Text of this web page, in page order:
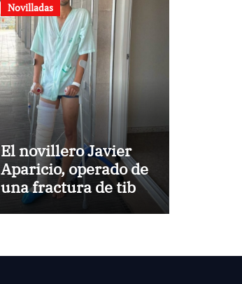
Novilladas
El novillero Javier
Aparicio, operado de
una fractura de tibia
y peroné